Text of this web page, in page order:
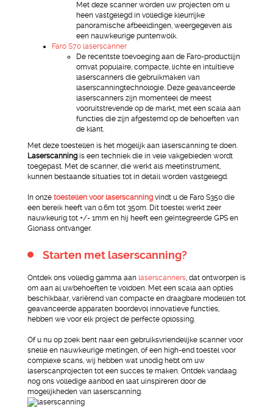
Met deze scanner worden uw projecten om u
heen vastgelegd in volledige kleurrijke
panoramische afbeeldingen, weergegeven als
een nauwkeurige puntenwolk.
Faro S70 laserscanner
De recentste toevoeging aan de Faro-productlijn
omvat populaire, compacte, lichte en intuïtieve
laserscanners die gebruikmaken van
laserscanningtechnologie. Deze geavanceerde
laserscanners zijn momenteel de meest
vooruitstrevende op de markt, met een scala aan
functies die zijn afgestemd op de behoeften van
de klant.
Met deze toestellen is het mogelijk aan laserscanning te doen.
Laserscanning is een techniek die in vele vakgebieden wordt
toegepast. Met de scanner, die werkt als meetinstrument,
kunnen bestaande situaties tot in detail worden vastgelegd.
In onze toestellen voor laserscanning vindt u de Faro S350 die
een bereik heeft van 0.6m tot 350m. Dit toestel werkt zeer
nauwkeurig tot +/- 1mm en hij heeft een geïntegreerde GPS en
Glonass ontvanger.
Starten met laserscanning?
Ontdek ons volledig gamma aan laserscanners, dat ontworpen is
om aan al uwbehoeften te voldoen. Met een scala aan opties
beschikbaar, variërend van compacte en draagbare modellen tot
geavanceerde apparaten boordevol innovatieve functies,
hebben we voor elk project de perfecte oplossing.
Of u nu op zoek bent naar een gebruiksvriendelijke scanner voor
snelle en nauwkeurige metingen, of een high-end toestel voor
complexe scans, wij hebben wat unodig hebt om uw
laserscanprojecten tot een succes te maken. Ontdek vandaag
nog ons volledige aanbod en laat uinspireren door de
mogelijkheden van laserscanning.